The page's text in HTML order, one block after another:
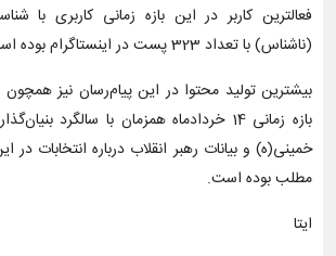
(ناشناس) با تعداد 323 پست در اینستاگرام بوده است.
بیشترین تولید محتوا در این پیام‌رسان نیز
بازه زمانی 14 خردادماه همزمان با سالگرد
مطلب بوده است.
ایتا